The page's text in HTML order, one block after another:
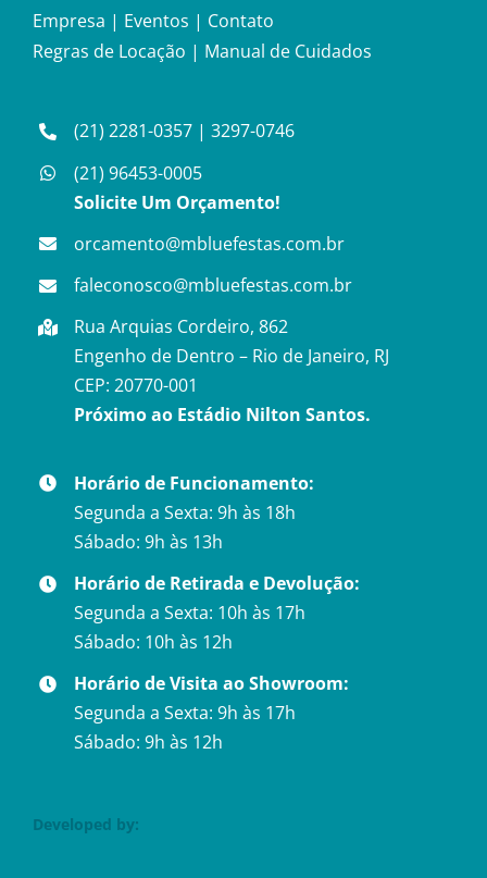
Empresa | Eventos | Contato
Regras de Locação | Manual de Cuidados
(21) 2281-0357 |3297-0746
(21) 96453-0005
Solicite Um Orçamento!
orcamento@mbluefestas.com.br
faleconosco@mbluefestas.com.br
Rua Arquias Cordeiro, 862
Engenho de Dentro – Rio de Janeiro, RJ
CEP: 20770-001
Próximo ao Estádio Nilton Santos.
Horário de Funcionamento:
Segunda a Sexta: 9h às 18h
Sábado: 9h às 13h
Horário de Retirada e Devolução:
Segunda a Sexta: 10h às 17h
Sábado: 10h às 12h
Horário de Visita ao Showroom:
Segunda a Sexta: 9h às 17h
Sábado: 9h às 12h
Developed by: